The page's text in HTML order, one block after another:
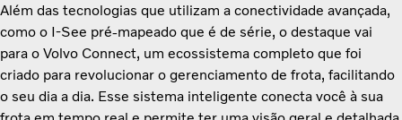
Além das tecnologias que utilizam a conectividade avançada,
como o I-See pré‑mapeado que é de série, o destaque vai
para o Volvo Connect, um ecossistema completo que foi
criado para revolucionar o gerenciamento de frota, facilitando
o seu dia a dia. Esse sistema inteligente conecta você à sua